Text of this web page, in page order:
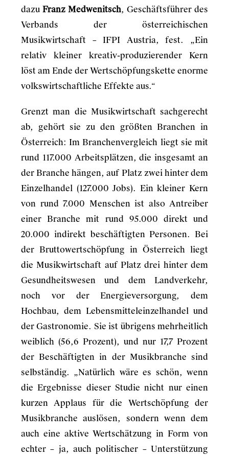
dazu Franz Medwenitsch, Geschäftsführer des
Verbands der österreichischen
Musikwirtschaft – IFPI Austria, fest. „Ein
relativ kleiner kreativ-produzierender Kern
löst am Ende der Wertschöpfungskette enorme
volkswirtschaftliche Effekte aus.“
Grenzt man die Musikwirtschaft sachgerecht
ab, gehört sie zu den größten Branchen in
Österreich: Im Branchenvergleich liegt sie mit
rund 117.000 Arbeitsplätzen, die insgesamt an
der Branche hängen, auf Platz zwei hinter dem
Einzelhandel (127.000 Jobs). Ein kleiner Kern
von rund 7.000 Menschen ist also Antreiber
einer Branche mit rund 95.000 direkt und
20.000 indirekt beschäftigten Personen. Bei
der Bruttowertschöpfung in Österreich liegt
die Musikwirtschaft auf Platz drei hinter dem
Gesundheitswesen und dem Landverkehr,
noch vor der Energieversorgung, dem
Hochbau, dem Lebensmitteleinzelhandel und
der Gastronomie. Sie ist übrigens mehrheitlich
weiblich (56,6 Prozent), und nur 17,7 Prozent
der Beschäftigten in der Musikbranche sind
selbständig. „Natürlich wäre es schön, wenn
die Ergebnisse dieser Studie nicht nur einen
kurzen Applaus für die Wertschöpfung der
Musikbranche auslösen, sondern wenn dem
auch eine aktive Wertschätzung in Form von
echter – ja, auch politischer – Unterstützung